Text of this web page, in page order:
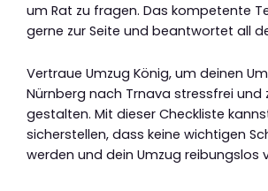
um Rat zu fragen. Das kompetente
gerne zur Seite und beantwortet all
Vertraue Umzug König, um deinen
Nürnberg nach Trnava stressfrei und
gestalten. Mit dieser Checkliste
sicherstellen, dass keine wichtigen
werden und dein Umzug reibungslos